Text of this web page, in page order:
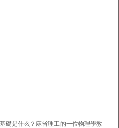
礎是什么？麻省理工的一位物理學教